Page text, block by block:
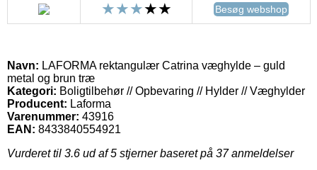
Besøg webshop
Navn: LAFORMA rektangulær Catrina væghylde – guld
metal og brun træ
Kategori: Boligtilbehør // Opbevaring // Hylder // Væghylder
Producent: Laforma
Varenummer: 43916
EAN: 8433840554921
Vurderet til 3.6 ud af 5 stjerner baseret på 37anmeldelser